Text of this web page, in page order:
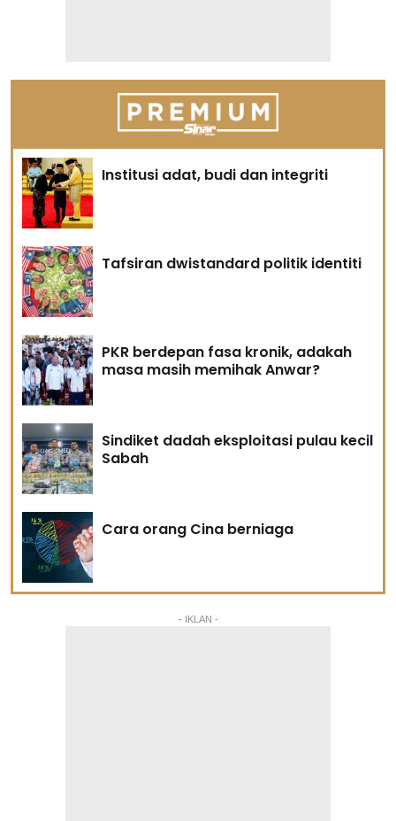
Institusi adat, budi dan integriti
Tafsiran dwistandard politik identiti
PKR berdepan fasa kronik, adakah
masa masih memihak Anwar?
Sindiket dadah eksploitasi pulau kecil
Sabah
Cara orang Cina berniaga
- IKLAN -